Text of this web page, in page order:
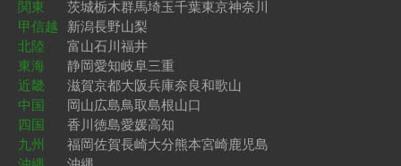
関東
茨城栃木群馬埼玉千葉東京神奈川
甲信越 新潟長野山梨
北陸
富山石川福井
東海
静岡愛知岐阜三重
近畿
滋賀京都大阪兵庫奈良和歌山
中国
岡山広島鳥取島根山口
四国
香川徳島愛媛高知
九州
福岡佐賀長崎大分熊本宮崎鹿児島